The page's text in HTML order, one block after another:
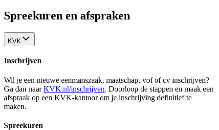
Spreekuren en afspraken
KVK
Inschrijven
Wil je een nieuwe eenmanszaak, maatschap, vof of cv inschrijven?
Ga dan naarKVK.nl/inschrijven. Doorloop de stappen en maak een
afspraak op een KVK-kantoor om je inschrijving definitief te
maken.
Spreekuren